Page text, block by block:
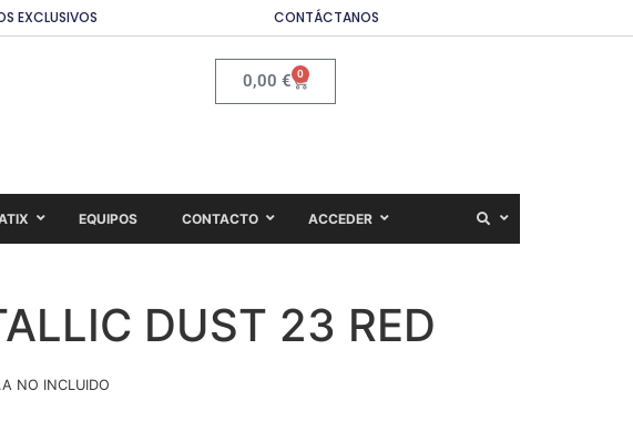
EXCLUSIVOS CONTÁCTANOS
0,00 € 0
EQUIPOS CONTACTO ACCEDER
DUST 23 RED
NO INCLUIDO